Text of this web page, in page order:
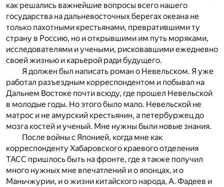
как решались важнейшие вопросы всего нашего
государства на дальневосточных берегах океана не
только пахотными крестьянами, превратившими ту
страну в Россию, но и открывшими им путь моряками,
исследователями и учеными, рисковавшими ежедневно
своей жизнью и карьерой ради будущего.
Я должен был написать роман о Невельском. Я уже
работал разъездным корреспондентом и побывал на
Дальнем Востоке почти всюду, где прошел Невельской
в молодые годы. Но этого было мало. Невельской не
матрос и не амурский крестьянин, а петербуржец до
мозга костей и ученый. Мне нужны были новые знания.
После войны с Японией, когда мне как
корреспонденту Хабаровского краевого отделения
ТАСС пришлось быть на фронте, где я также получил
много нужных мне впечатлений и о японцах, и о
Маньчжурии, и о жизни китайского народа, А. Фадеев и